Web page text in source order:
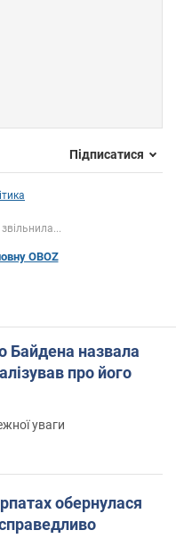
Підписатися
OBOZ
назвала
про його
уваги
обернулася